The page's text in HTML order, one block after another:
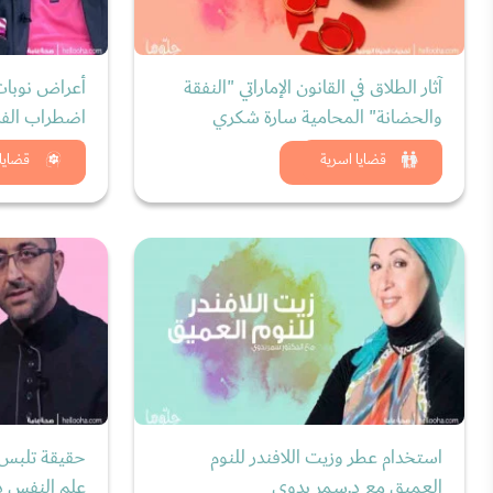
قضايا اسرية
آثار الطلاق في القانون الإماراتي "النفقة
والحضانة" المحامية سارة شكري
شاهد الان
أعراض
اضطراب
استخدام عطر وزيت اللافندر للنوم
حقيقة